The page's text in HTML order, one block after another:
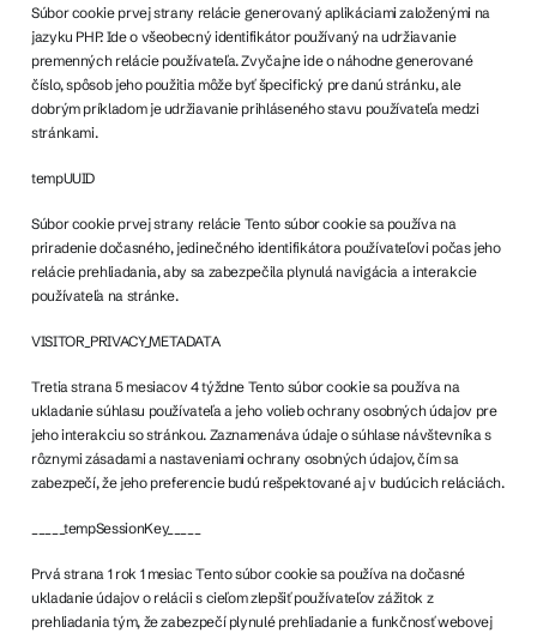
Súbor cookie prvej strany relácie generovaný aplikáciami založenými na
jazyku PHP. Ide o všeobecný identifikátor používaný na udržiavanie
premenných relácie používateľa. Zvyčajne ide o náhodne generované
číslo, spôsob jeho použitia môže byť špecifický pre danú stránku, ale
dobrým príkladom je udržiavanie prihláseného stavu používateľa medzi
stránkami.
tempUUID
Súbor cookie prvej strany relácie Tento súbor cookie sa používa na
priradenie dočasného, ​​jedinečného identifikátora používateľovi počas jeho
relácie prehliadania, aby sa zabezpečila plynulá navigácia a interakcie
používateľa na stránke.
VISITOR_PRIVACY_METADATA
Tretia strana 5 mesiacov 4 týždne Tento súbor cookie sa používa na
ukladanie súhlasu používateľa a jeho volieb ochrany osobných údajov pre
jeho interakciu so stránkou. Zaznamenáva údaje o súhlase návštevníka s
rôznymi zásadami a nastaveniami ochrany osobných údajov, čím sa
zabezpečí, že jeho preferencie budú rešpektované aj v budúcich reláciách.
_____tempSessionKey_____
Prvá strana 1 rok 1 mesiac Tento súbor cookie sa používa na dočasné
ukladanie údajov o relácii s cieľom zlepšiť používateľov zážitok z
prehliadania tým, že zabezpečí plynulé prehliadanie a funkčnosť webovej